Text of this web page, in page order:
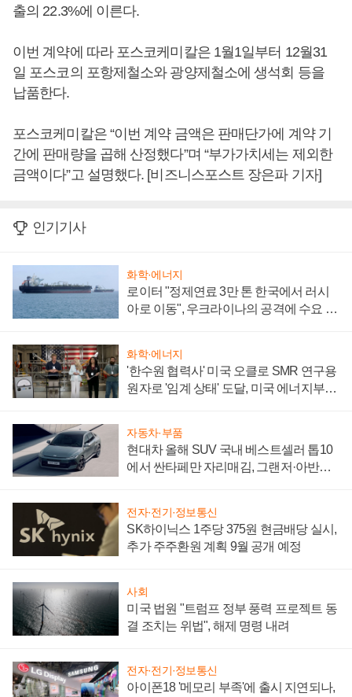
출의 22.3%에 이른다.
이번 계약에 따라 포스코케미칼은 1월1일부터 12월31
일 포스코의 포항제철소와 광양제철소에 생석회 등을
납품한다.
포스코케미칼은 “이번 계약 금액은 판매단가에 계약 기
간에 판매량을 곱해 산정했다”며 “부가가치세는 제외한
금액이다”고 설명했다. [비즈니스포스트 장은파 기자]
인기기사
화학·에너지
로이터 "정제연료 3만 톤 한국에서 러시
아로 이동", 우크라이나의 공격에 수요 늘
화학·에너지
'한수원 협력사' 미국 오클로 SMR 연구용
원자로 '임계 상태' 도달, 미국 에너지부
자동차·부품
현대차 올해 SUV 국내 베스트셀러 톱10
에서 싼타페만 자리매김, 그랜저·아반떼
전자·전기·정보통신
SK하이닉스 1주당 375원 현금배당 실시,
추가 주주환원 계획 9월 공개 예정
사회
미국 법원 "트럼프 정부 풍력 프로젝트 동
결 조치는 위법", 해제 명령 내려
전자·전기·정보통신
아이폰18 '메모리 부족'에 출시 지연되나,